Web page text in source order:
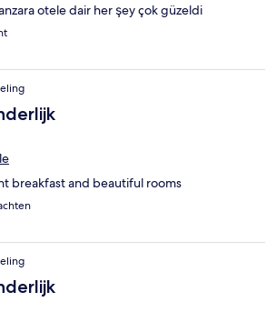
otele dair her şey çok güzeldi
breakfast and beautiful rooms